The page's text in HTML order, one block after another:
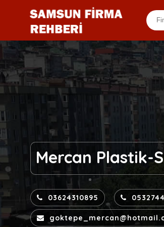
Mercan Plastik-
03624310895